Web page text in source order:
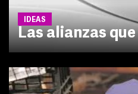
IDEAS
Las alianzas